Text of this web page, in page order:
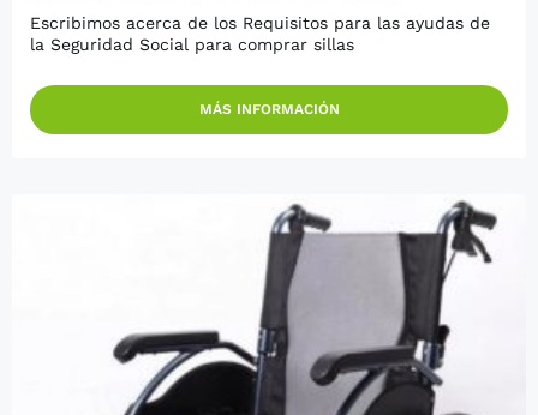
Escribimos acerca de los Requisitos para las ayudas de
la Seguridad Social para comprar sillas
MÁS INFORMACIÓN